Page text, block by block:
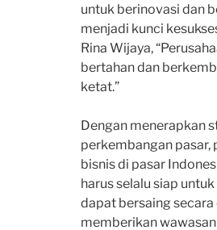
untuk berinovasi dan
menjadi kunci
Rina Wijaya,
bertahan dan
ketat.”
Dengan menerapkan
perkembangan pasar,
bisnis di pasar
harus selalu siap
dapat bersaing
memberikan